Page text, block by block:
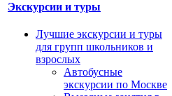
Экскурсии и туры
Лучшие экскурсии и туры
для групп школьников и
взрослых
Автобусные
экскурсии по Москве